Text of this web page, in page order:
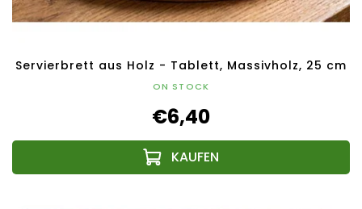
Servierbrett aus Holz - Tablett, Massivholz, 25 cm
ON STOCK
€6,40